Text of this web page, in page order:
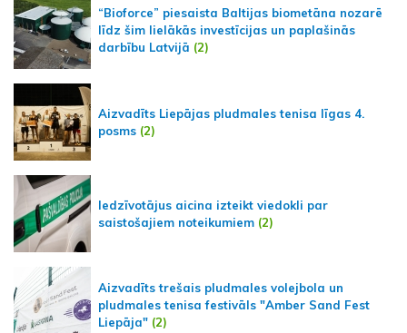
“Bioforce” piesaista Baltijas biometāna nozarē
līdz šim lielākās investīcijas un paplašinās
darbību Latvijā (2)
Aizvadīts Liepājas pludmales tenisa līgas 4.
posms (2)
Iedzīvotājus aicina izteikt viedokli par
saistošajiem noteikumiem (2)
Aizvadīts trešais pludmales volejbola un
pludmales tenisa festivāls "Amber Sand Fest
Liepāja" (2)